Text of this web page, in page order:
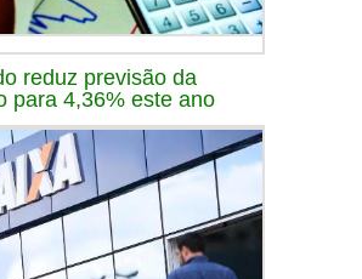
reduz previsão da
para 4,36% este ano